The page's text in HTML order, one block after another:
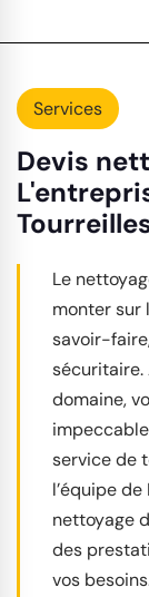
Services
Devis
Le
monter sur
savoir-
sécuritaire.
domaine,
service de
l’équipe
nettoyage
des
vos